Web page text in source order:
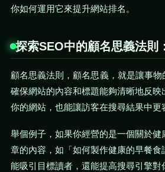
你如何運用它來提升網站排名。
探索SEO中的顧名思義法則
顧名思義法則，顧名思義，就是讓事
確保網站的內容和標題能夠清晰地反
你的網站，也能讓訪客在搜尋結果中
舉個例子，如果你經營的是一個關於
章的內容，如「如何製作健康的早餐
能吸引目標讀者，還能提高搜尋引擎